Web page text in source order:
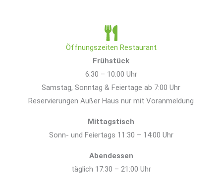
Öffnungszeiten Restaurant
Frühstück
6:30 – 10:00 Uhr
Samstag, Sonntag & Feiertage ab 7:00 Uhr
Reservierungen Außer Haus nur mit Voranmeldung
Mittagstisch
Sonn- und Feiertags 11:30 – 14:00 Uhr
Abendessen
täglich 17:30 – 21:00 Uhr